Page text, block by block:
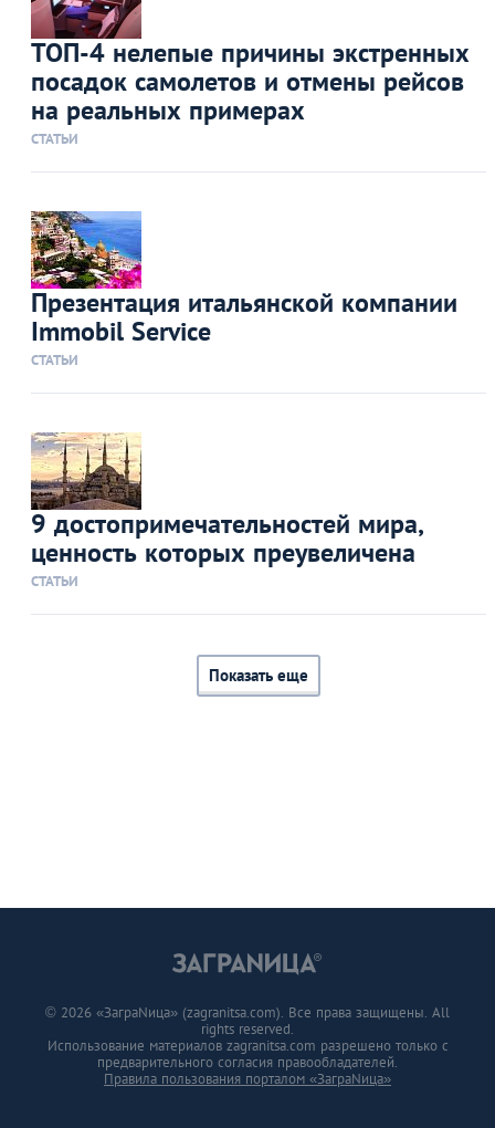
ТОП-4 нелепые причины экстренных
посадок самолетов и отмены рейсов
на реальных примерах
СТАТЬИ
Презентация итальянской компании
Immobil Service
СТАТЬИ
9 достопримечательностей мира,
ценность которых преувеличена
СТАТЬИ
Показать еще
© 2026 «ЗаграNица» (zagranitsa.com). Все права защищены. All
rights reserved.
Использование материалов zagranitsa.com разрешено только с
предварительного согласия правообладателей.
Правила пользования порталом «ЗаграNица»